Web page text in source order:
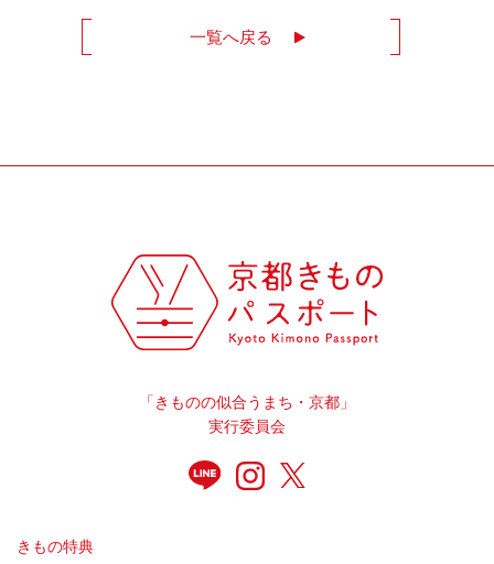
一覧へ戻る
「きものの似合うまち・京都」
実行委員会
きもの特典